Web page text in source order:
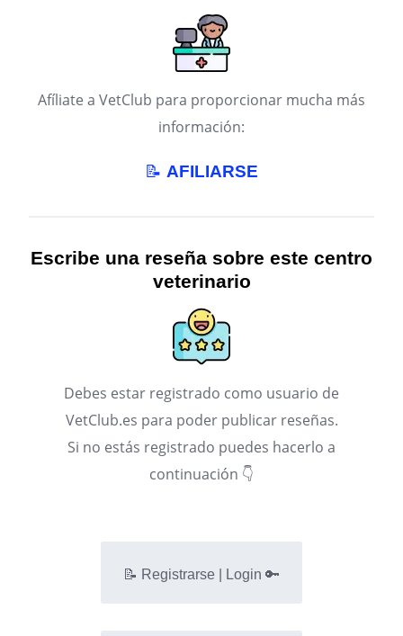
Afíliate a VetClub para proporcionar mucha más
información:
📝 AFILIARSE
Escribe una reseña sobre este centro
veterinario
Debes estar registrado como usuario de
VetClub.es para poder publicar reseñas.
Si no estás registrado puedes hacerlo a
continuación 👇
📝 Registrarse | Login 🔑